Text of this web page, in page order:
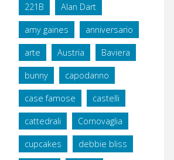
221B Alan Dart
amy gaines anniversario
arte Austria Baviera
bunny capodanno
case famose castelli
cattedrali Cornovaglia
cupcakes debbie bliss